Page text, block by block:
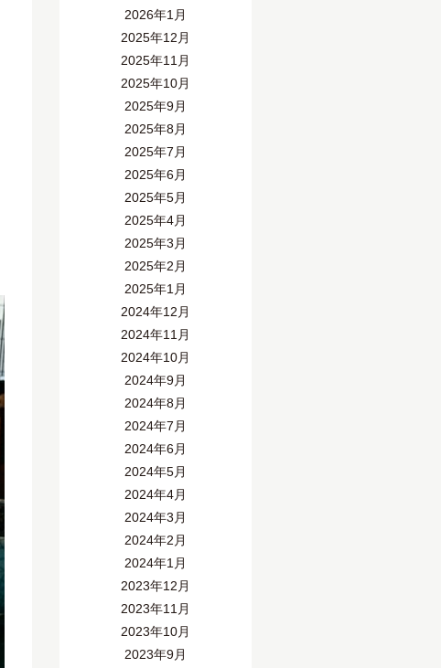
2026年1月
2025年12月
2025年11月
2025年10月
2025年9月
2025年8月
2025年7月
2025年6月
2025年5月
2025年4月
2025年3月
2025年2月
2025年1月
2024年12月
2024年11月
2024年10月
2024年9月
2024年8月
2024年7月
2024年6月
2024年5月
2024年4月
2024年3月
2024年2月
2024年1月
2023年12月
2023年11月
2023年10月
2023年9月